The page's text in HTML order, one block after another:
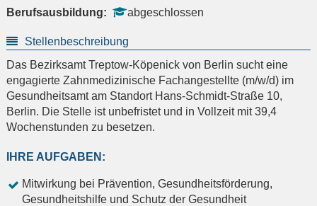
Berufsausbildung:
abgeschlossen
Stellenbeschreibung
Das Bezirksamt Treptow-Köpenick von Berlin sucht eine
engagierte Zahnmedizinische Fachangestellte (m/w/d) im
Gesundheitsamt am Standort Hans-Schmidt-Straße 10,
Berlin. Die Stelle ist unbefristet und in Vollzeit mit 39,4
Wochenstunden zu besetzen.
IHRE AUFGABEN:
Mitwirkung bei Prävention, Gesundheitsförderung,
Gesundheitshilfe und Schutz der Gesundheit